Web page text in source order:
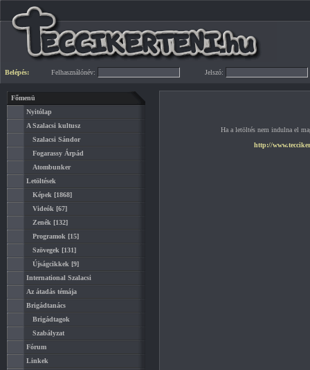
Belépés: Felhasználónév: Jelszó:
Főmenü
Nyitólap
A Szalacsi kultusz
Szalacsi Sándor
Fogarassy Árpád
Atombunker
Letöltések
Képek [1868]
Videók [67]
Zenék [132]
Programok [15]
Szövegek [131]
Újságcikkek [9]
International Szalacsi
Az átadás témája
Brigádtanács
Brigádtagok
Szabályzat
Fórum
Linkek
Ha a letöltés nem indulna el
http://